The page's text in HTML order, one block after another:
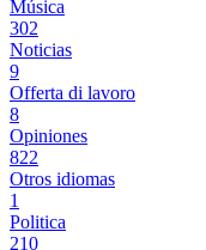
Música
302
Noticias
9
Offerta di lavoro
8
Opiniones
822
Otros idiomas
1
Politica
210